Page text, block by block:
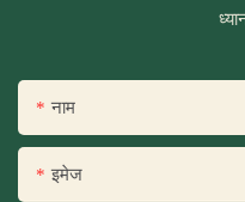
नाम
इमेज